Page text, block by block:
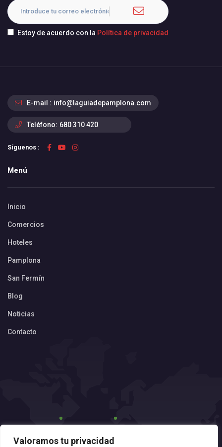
Valoramos tu privacidad
Estoy de acuerdo con la Política de privacidad
E-mail : info@laguiadepamplona.com
Teléfono: 680 310 420
Síguenos :
Menú
Inicio
Comercios
Hoteles
Pamplona
San Fermín
Blog
Noticias
Contacto